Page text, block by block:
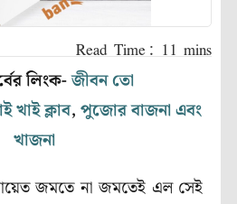
লিংক-জীবন তো
খাই ক্লাব, পুজোর বাজনা এবং
খাজনা
জমতে না জমতেই এল সেই